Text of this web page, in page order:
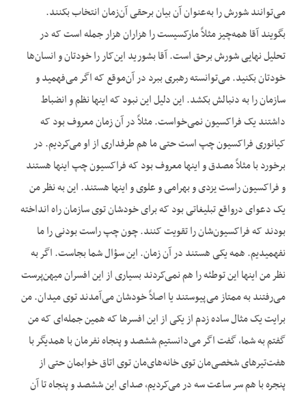
می‌توانند شورش را به‌عنوان آن بیان برحقی آن‌زمان انتخاب بکنند.
بگویند آقا همه‌چیز مثلاً مارکسیست را هزاران هزار جمله است که در
تحلیل نهایی شورش برحق است. آقا بشورید این‌کار را خودتان و انسان‌ها
خودتان بکنید. می‌توانسته رهبری ببرد در آن‌موقع که اگر می‌فهمید و
سازمان را به دنبالش بکشد. این دلیل این نبود که اینها نظم و انضباط
داشتند یک فراکسیون نمی‌خواست. مثلاً در آن زمان معروف بود که
کیانوری فراکسیون چپ است حتی ما هم طرفداری از او می‌کردیم. در
برخورد با مثلاً مصدق و اینها معروف بود که فراکسیون چپ اینها هستند
و فراکسیون راست یزدی و بهرامی و علوی و اینها هستند. این به نظر من
یک دعوای درواقع تبلیغاتی بود که برای خودشان توی سازمان راه انداخته
بودند که فراکسیون‌شان را تقویت کنند. چون چپ راست بودنی را ما
نفهمیدیم. همه یکی هستند در آن زمان. این سؤال شما بجاست. اگر به
نظر من اینها این توطئه را هم نمی‌کردند بسیاری از این افسران میهن‌پرست
می‌رفتند به ممتاز می‌پیوستند یا اصلاً خودشان می‌آمدند توی میدان. من
برایت یک مثال ساده زدم از یکی از این افسرها که همین جمله‌ای که من
گفتم به شما، گفت اگر می‌دانستیم ششصد و پنجاه نفرمان با همدیگر با
هفت‌تیرهای شخصی‌مان توی خانه‌های‌مان توی اتاق خوابمان حتی از
پنجره با هم سر ساعت سه در می‌کردیم، صدای این ششصد و پنجاه تا آن